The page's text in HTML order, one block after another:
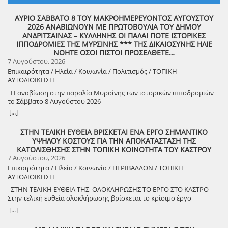
ΑΥΡΙΟ ΣΑΒΒΑΤΟ 8 ΤΟΥ ΜΑΚΡΟΗΜΕΡΕΥΟΝΤΟΣ ΑΥΓΟΥΣΤΟΥ
2026 ΑΝΑΒΙΩΝΟΥΝ ΜΕ ΠΡΩΤΟΒΟΥΛΙΑ ΤΟΥ ΔΗΜΟΥ
ΑΝΔΡΙΤΣΑΙΝΑΣ – ΚΥΛΛΗΝΗΣ ΟΙ ΠΑΛΑΙ ΠΟΤΕ ΙΣΤΟΡΙΚΕΣ
ΙΠΠΟΔΡΟΜΙΕΣ ΤΗΣ ΜΥΡΣΙΝΗΣ *** ΤΗΣ ΔΙΚΑΙΟΣΥΝΗΣ ΗΛΙΕ
ΝΟΗΤΕ ΟΣΟΙ ΠΙΣΤΟΙ ΠΡΟΣΕΛΘΕΤΕ…
7 Αυγούστου, 2026
Επικαιρότητα / Ηλεία / Κοινωνία / Πολιτισμός / ΤΟΠΙΚΗ
ΑΥΤΟΔΙΟΙΚΗΣΗ
Η αναβίωση στην παραλία Μυρσίνης των ιστορικών ιπποδρομιών
το Σάββατο 8 Αυγούστου 2026
[...]
ΣΤΗΝ ΤΕΛΙΚΗ ΕΥΘΕΙΑ ΒΡΙΣΚΕΤΑΙ ΕΝΑ ΕΡΓΟ ΣΗΜΑΝΤΙΚΟ
ΥΨΗΛΟΥ ΚΟΣΤΟΥΣ ΓΙΑ ΤΗΝ ΑΠΟΚΑΤΑΣΤΑΣΗ ΤΗΣ
ΚΑΤΟΛΙΣΘΗΣΗΣ ΣΤΗΝ ΤΟΠΙΚΗ ΚΟΙΝΟΤΗΤΑ ΤΟΥ ΚΑΣΤΡΟΥ
7 Αυγούστου, 2026
Επικαιρότητα / Ηλεία / Κοινωνία / ΠΕΡΙΒΑΛΛΟΝ / ΤΟΠΙΚΗ
ΑΥΤΟΔΙΟΙΚΗΣΗ
ΣΤΗΝ ΤΕΛΙΚΗ ΕΥΘΕΙΑ ΤΗΣ ΟΛΟΚΛΗΡΩΣΗΣ ΤΟ ΕΡΓΟ ΣΤΟ ΚΑΣΤΡΟ
Στην τελική ευθεία ολοκλήρωσης βρίσκεται το κρίσιμο έργο
αποκατάστασης της κατολίσθησης στην Τ.Κ. Κάστρου,
προϋπολογισμού 1,25 εκατομμυρίων ευρώ. Έπειτα από αυτοψία που
[...]